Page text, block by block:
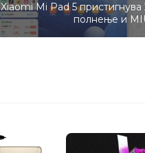
Xiaomi Mi Pad 5 пристигнува
полнење и